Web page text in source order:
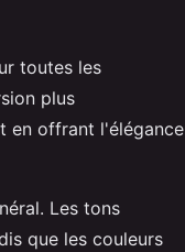
toutes les
plus
en offrant l'élégance
Les tons
que les couleurs